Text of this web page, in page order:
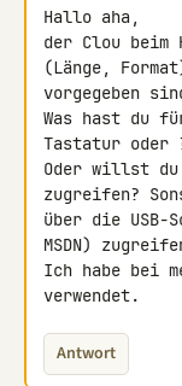
Hallo aha,
der Clou beim
(Länge,
vorgegeben
Was hast du
Tastatur oder
Oder willst
zugreifen?
über die
MSDN)
Ich habe bei
verwendet.
Antwort